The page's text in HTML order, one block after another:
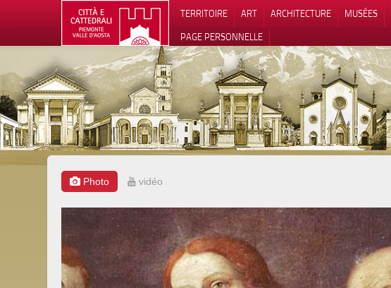
TERRITOIRE ART ARCHITECTURE MUSÉES
PAGE PERSONNELLE
Photo vidéo